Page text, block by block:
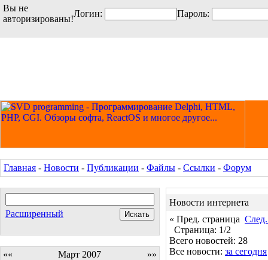
Вы не
авторизированы!
Логин: Пароль:
Главная - Новости - Публикации - Файлы - Ссылки - Форум
Расширенный
«« Март 2007
»»
Новости интернета
« Пред. страница
Страница: 1/2
Всего новостей: 28
Все новости: за сегодня